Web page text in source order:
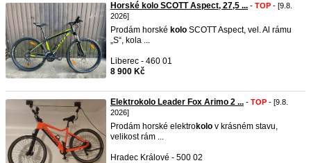
Horské kolo SCOTT Aspect, 27,5 ... - TOP - [9.8.
2026]
Prodám horské kolo SCOTT Aspect, vel. Al rámu
„S“, kola ...
Liberec - 460 01
8 900 Kč
Elektrokolo Leader Fox Arimo 2 ... - TOP - [9.8.
2026]
Prodám horské elektrokolo v krásném stavu,
velikost rám ...
Hradec Králové - 500 02